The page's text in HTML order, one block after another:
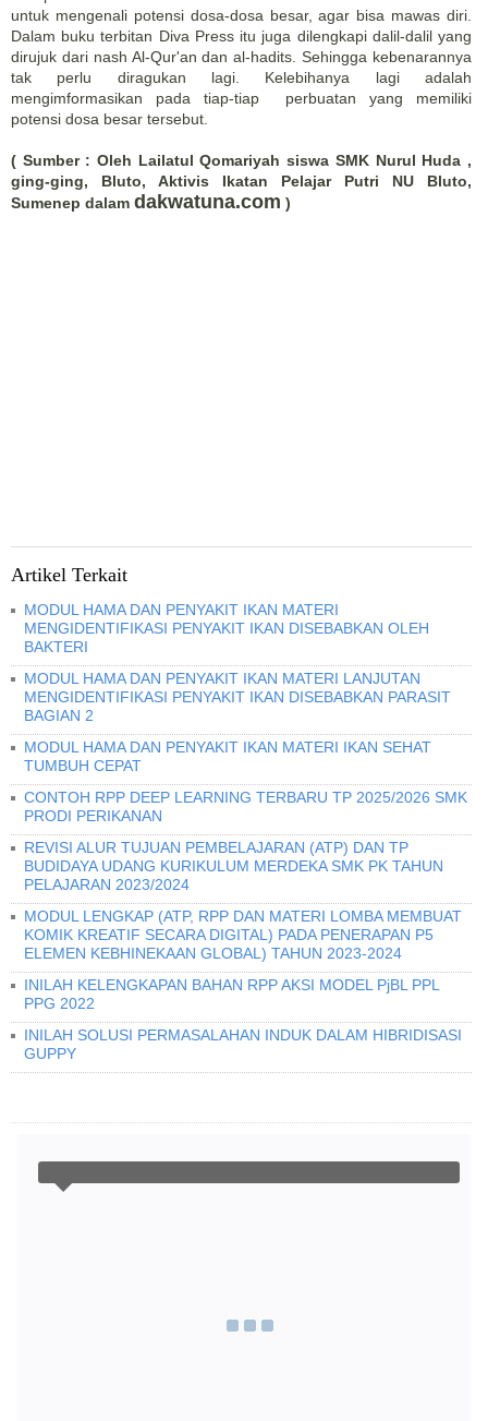
untuk mengenali potensi dosa-dosa besar, agar bisa mawas diri.
Dalam buku terbitan Diva Press itu juga dilengkapi dalil-dalil yang
dirujuk dari nash Al-Qur'an dan al-hadits. Sehingga kebenarannya
tak perlu diragukan lagi. Kelebihanya lagi adalah
mengimformasikan pada tiap-tiap perbuatan yang memiliki
potensi dosa besar tersebut.
( Sumber : Oleh Lailatul Qomariyah siswa SMK Nurul Huda ,
ging-ging, Bluto, Aktivis Ikatan Pelajar Putri NU Bluto,
Sumenep dalam dakwatuna.com )
Artikel Terkait
MODUL HAMA DAN PENYAKIT IKAN MATERI
MENGIDENTIFIKASI PENYAKIT IKAN DISEBABKAN OLEH
BAKTERI
MODUL HAMA DAN PENYAKIT IKAN MATERI LANJUTAN
MENGIDENTIFIKASI PENYAKIT IKAN DISEBABKAN PARASIT
BAGIAN 2
MODUL HAMA DAN PENYAKIT IKAN MATERI IKAN SEHAT
TUMBUH CEPAT
CONTOH RPP DEEP LEARNING TERBARU TP 2025/2026 SMK
PRODI PERIKANAN
REVISI ALUR TUJUAN PEMBELAJARAN (ATP) DAN TP
BUDIDAYA UDANG KURIKULUM MERDEKA SMK PK TAHUN
PELAJARAN 2023/2024
MODUL LENGKAP (ATP, RPP DAN MATERI LOMBA MEMBUAT
KOMIK KREATIF SECARA DIGITAL) PADA PENERAPAN P5
ELEMEN KEBHINEKAAN GLOBAL) TAHUN 2023-2024
INILAH KELENGKAPAN BAHAN RPP AKSI MODEL PjBL PPL
PPG 2022
INILAH SOLUSI PERMASALAHAN INDUK DALAM HIBRIDISASI
GUPPY